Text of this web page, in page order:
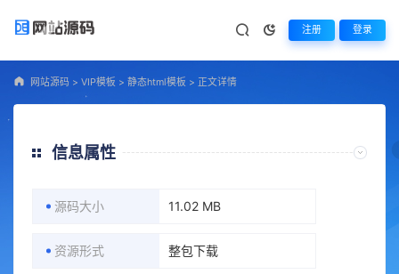
注册 登录
网站源码 > VIP模板 > 静态html模板 > 正文详情
信息属性
源码大小 11.02 MB
资源形式 整包下载